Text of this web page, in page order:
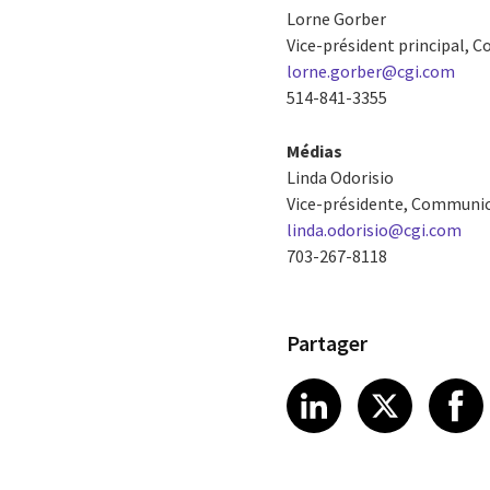
Lorne Gorber
Vice-président principal,
lorne.gorber@cgi.com
514-841-3355
Médias
Linda Odorisio
Vice-présidente,
linda.odorisio@cgi.com
703-267-8118
Partager
Share article
LinkedIn
Share
X